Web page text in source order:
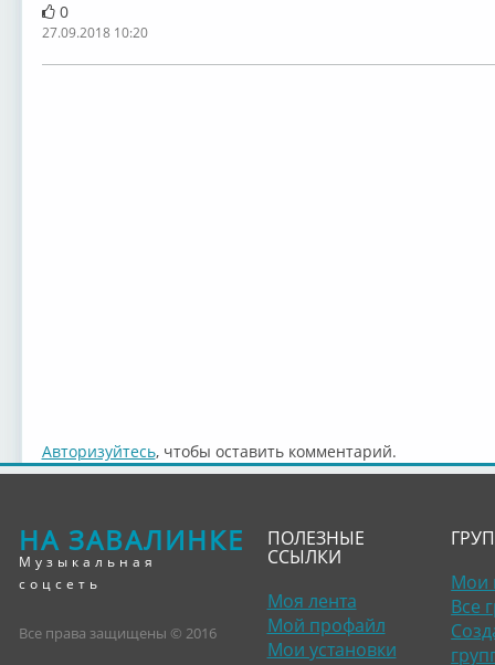
0
27.09.2018 10:20
Авторизуйтесь, чтобы оставить комментарий.
НА ЗАВАЛИНКЕ
Музыкальная
соцсеть
Все права защищены © 2016
ПОЛЕЗНЫЕ
ССЫЛКИ
Моя лента
Мой профайл
Мои установки
Мои
Все